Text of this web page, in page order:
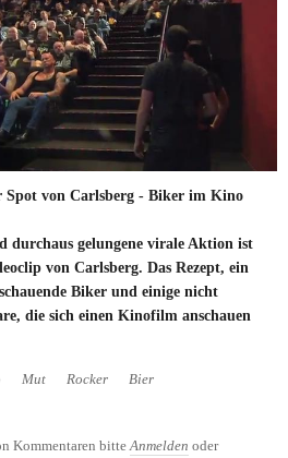
von Carlsberg - Biker im Kino
durchaus gelungene virale Aktion ist
von Carlsberg. Das Rezept, ein
Biker und einige nicht
die sich einen Kinofilm anschauen
Mut Rocker Bier
viraler Spot von Carlsberg - Biker im
Kommentaren bitteAnmelden oder